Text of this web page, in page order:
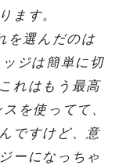
ます。
を選んだのは
ジは簡単に切
れはもう最高
を使ってて、
ですけど、意
ーになっちゃ